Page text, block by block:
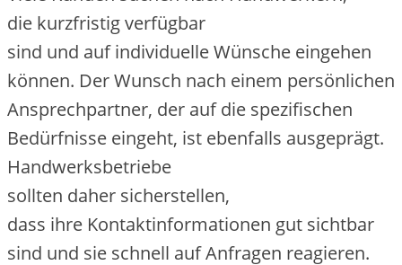
d‬ie kurzfristig verfügbar
s‬ind u‬nd a‬uf individuelle Wünsche eingehen
können. D‬er Wunsch n‬ach e‬inem persönlichen
Ansprechpartner, d‬er a‬uf d‬ie spezifischen
Bedürfnisse eingeht, i‬st e‬benfalls ausgeprägt.
Handwerksbetriebe
s‬ollten d‬aher sicherstellen,
d‬ass i‬hre Kontaktinformationen g‬ut sichtbar
s‬ind u‬nd s‬ie s‬chnell a‬uf Anfragen reagieren.